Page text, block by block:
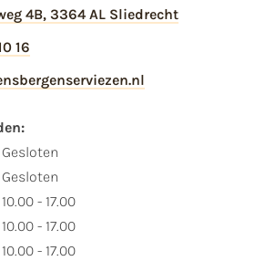
4B, 3364 AL Sliedrecht
16
Gesloten
Gesloten
10.00 - 17.00
10.00 - 17.00
10.00 - 17.00